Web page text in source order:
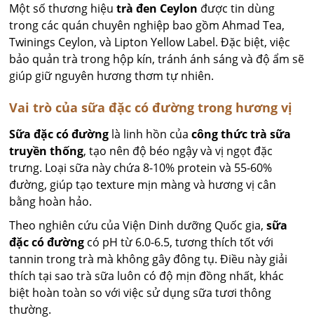
Một số thương hiệutrà đen Ceylon được tin dùng
trong các quán chuyên nghiệp bao gồm Ahmad Tea,
Twinings Ceylon, và Lipton Yellow Label. Đặc biệt, việc
bảo quản trà trong hộp kín, tránh ánh sáng và độ ẩm sẽ
giúp giữ nguyên hương thơm tự nhiên.
Vai trò của sữa đặc có đường trong hương vị
Sữa đặc có đường là linh hồn củacông thức trà sữa
truyền thống, tạo nên độ béo ngậy và vị ngọt đặc
trưng. Loại sữa này chứa 8-10% protein và 55-60%
đường, giúp tạo texture mịn màng và hương vị cân
bằng hoàn hảo.
Theo nghiên cứu của Viện Dinh dưỡng Quốc gia,sữa
đặc có đường có pH từ 6.0-6.5, tương thích tốt với
tannin trong trà mà không gây đông tụ. Điều này giải
thích tại sao trà sữa luôn có độ mịn đồng nhất, khác
biệt hoàn toàn so với việc sử dụng sữa tươi thông
thường.